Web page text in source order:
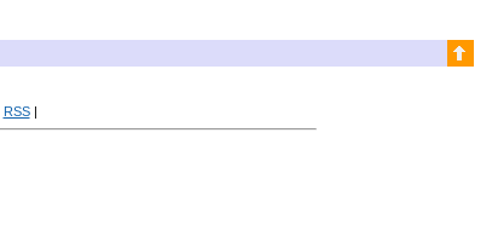
RSS|